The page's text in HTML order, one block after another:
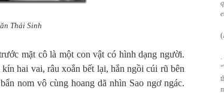
Thái Sinh
mặt cô là một con vật có hình dạng người.
hai vai, râu xoắn bết lại, hắn ngồi cúi rũ bên
nom vô cùng hoang dã nhìn Sao ngơ ngác.
(
.